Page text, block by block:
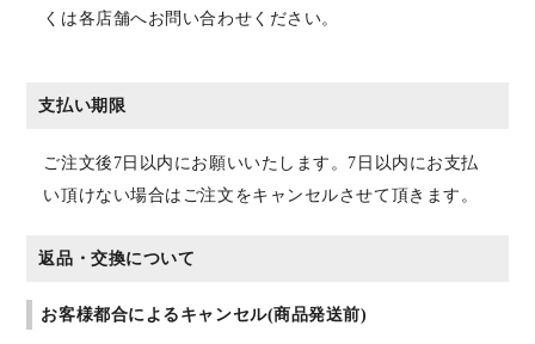
くは各店舗へお問い合わせください。
支払い期限
ご注文後7日以内にお願いいたします。7日以内にお支払
い頂けない場合はご注文をキャンセルさせて頂きます。
返品・交換について
お客様都合によるキャンセル(商品発送前)